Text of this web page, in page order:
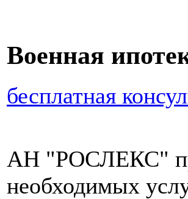
Военная
бесплатная
АН "РОСЛЕКС"
необходимых